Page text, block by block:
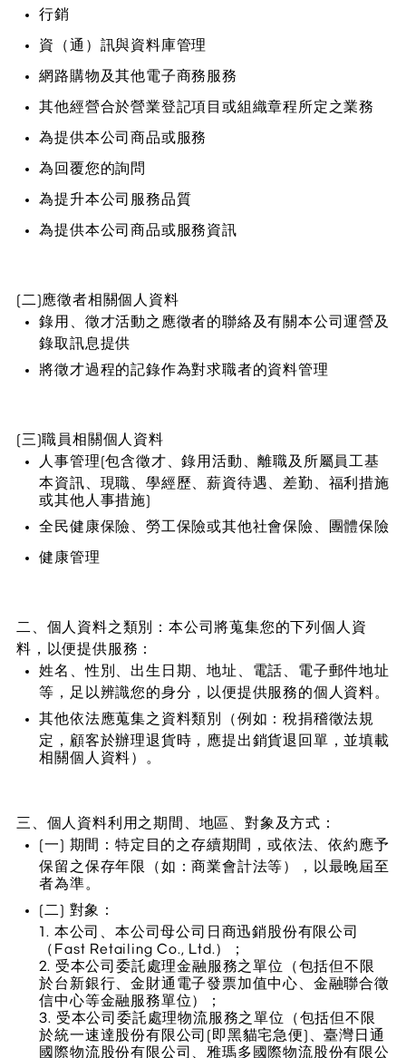
行銷
資（通）訊與資料庫管理
網路購物及其他電子商務服務
其他經營合於營業登記項目或組織章程所定之業務
為提供本公司商品或服務
為回覆您的詢問
為提升本公司服務品質
為提供本公司商品或服務資訊
(二)應徵者相關個人資料
錄用、徵才活動之應徵者的聯絡及有關本公司運營及
錄取訊息提供
將徵才過程的記錄作為對求職者的資料管理
(三)職員相關個人資料
人事管理(包含徵才、錄用活動、離職及所屬員工基
本資訊、現職、學經歷、薪資待遇、差勤、福利措施
或其他人事措施)
全民健康保險、勞工保險或其他社會保險、團體保險
健康管理
二、個人資料之類別：本公司將蒐集您的下列個人資
料，以便提供服務：
姓名、性別、出生日期、地址、電話、電子郵件地址
等，足以辨識您的身分，以便提供服務的個人資料。
其他依法應蒐集之資料類別（例如：稅捐稽徵法規
定，顧客於辦理退貨時，應提出銷貨退回單，並填載
相關個人資料）。
三、個人資料利用之期間、地區、對象及方式：
(一) 期間：特定目的之存續期間，或依法、依約應予
保留之保存年限（如：商業會計法等），以最晚屆至
者為準。
(二) 對象：
1. 本公司、本公司母公司日商迅銷股份有限公司
（Fast Retailing Co., Ltd.）；
2. 受本公司委託處理金融服務之單位（包括但不限
於台新銀行、金財通電子發票加值中心、金融聯合徵
信中心等金融服務單位）；
3. 受本公司委託處理物流服務之單位（包括但不限
於統一速達股份有限公司(即黑貓宅急便)、臺灣日通
國際物流股份有限公司、雅瑪多國際物流股份有限公